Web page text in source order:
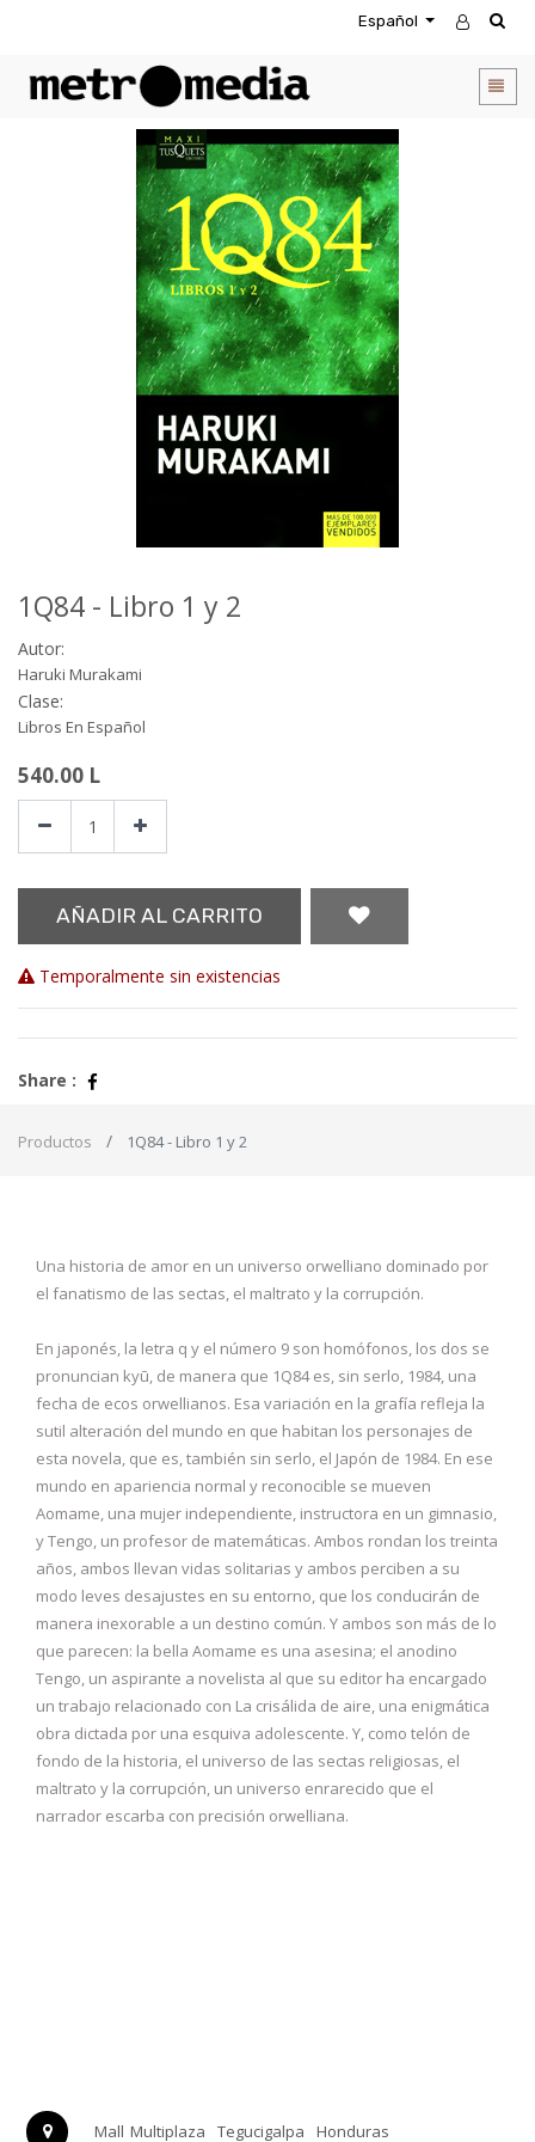
Español
1Q84 - Libro 1 y 2
Autor:
Haruki Murakami
Clase:
Libros En Español
540.00 L
AÑADIR AL CARRITO
Temporalmente sin existencias
Share :
Productos 1Q84 - Libro 1 y 2
Una historia de amor en un universo orwelliano dominado por
el fanatismo de las sectas, el maltrato y la corrupción.
En japonés, la letra q y el número 9 son homófonos, los dos se
pronuncian kyū, de manera que 1Q84 es, sin serlo, 1984, una
fecha de ecos orwellianos. Esa variación en la grafía refleja la
sutil alteración del mundo en que habitan los personajes de
esta novela, que es, también sin serlo, el Japón de 1984. En ese
mundo en apariencia normal y reconocible se mueven
Aomame, una mujer independiente, instructora en un gimnasio,
y Tengo, un profesor de matemáticas. Ambos rondan los treinta
años, ambos llevan vidas solitarias y ambos perciben a su
modo leves desajustes en su entorno, que los conducirán de
manera inexorable a un destino común. Y ambos son más de lo
que parecen: la bella Aomame es una asesina; el anodino
Tengo, un aspirante a novelista al que su editor ha encargado
un trabajo relacionado con La crisálida de aire, una enigmática
obra dictada por una esquiva adolescente. Y, como telón de
fondo de la historia, el universo de las sectas religiosas, el
maltrato y la corrupción, un universo enrarecido que el
narrador escarba con precisión orwelliana.
Mall Multiplaza Tegucigalpa Honduras